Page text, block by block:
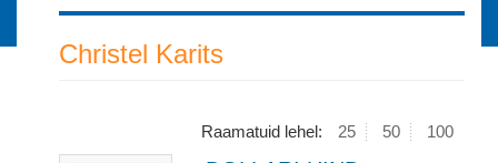
Account
Menu
Christel Karits
Raamatuid lehel: 25 50 100